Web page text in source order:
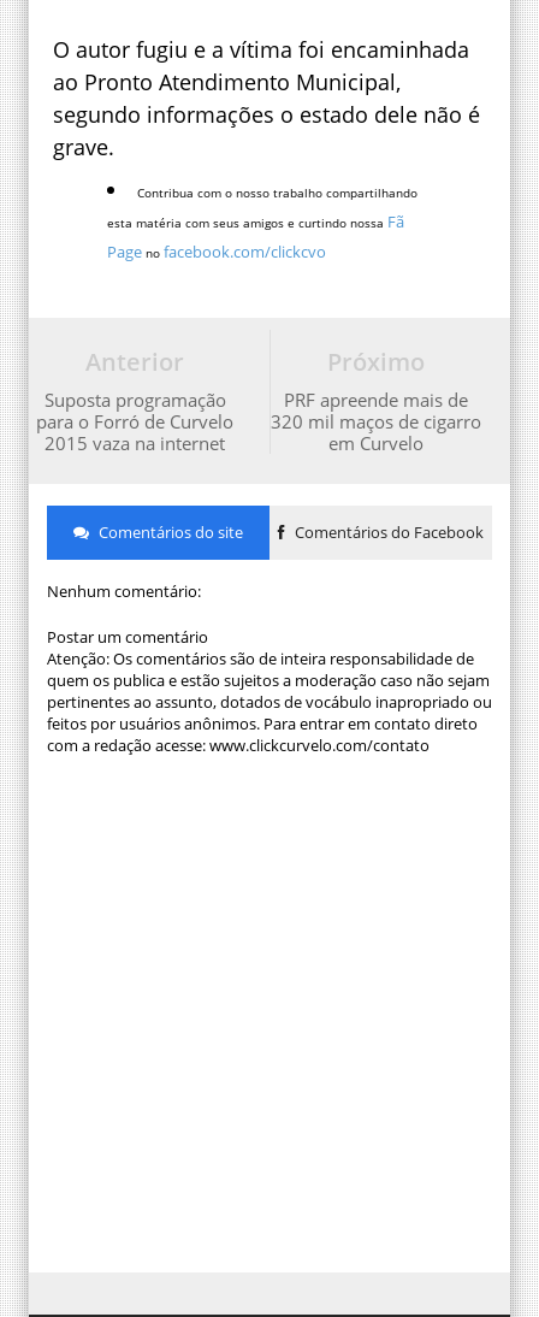
O autor fugiu e a vítima foi encaminhada
ao Pronto Atendimento Municipal,
segundo informações o estado dele não é
grave.
Contribua com o nosso trabalho compartilhando
esta matéria com seus amigos e curtindo nossa Fã
Page no facebook.com/clickcvo
Próximo
PRF apreende mais de
320 mil maços de cigarro
em Curvelo
Anterior
Suposta programação
para o Forró de Curvelo
2015 vaza na internet
Comentários do site Comentários do Facebook
Nenhum comentário:
Postar um comentário
Atenção: Os comentários são de inteira responsabilidade de
quem os publica e estão sujeitos a moderação caso não sejam
pertinentes ao assunto, dotados de vocábulo inapropriado ou
feitos por usuários anônimos. Para entrar em contato direto
com a redação acesse: www.clickcurvelo.com/contato